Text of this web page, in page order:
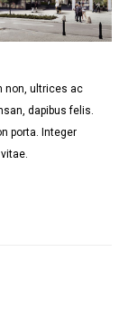
non, ultrices ac
dapibus felis.
porta. Integer